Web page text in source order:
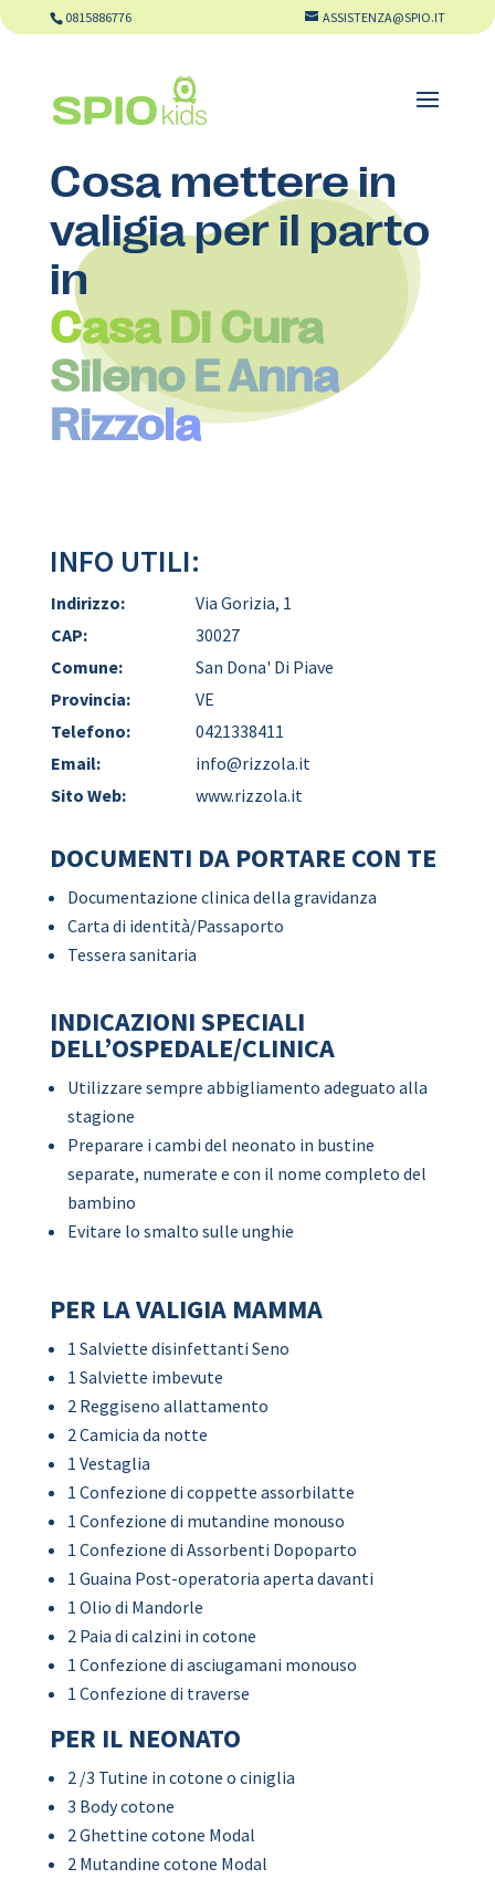
0815886776 ASSISTENZA@SPIO.IT
Cosa mettere in
valigia per il parto
in
Casa Di Cura
Sileno E Anna
Rizzola
INFO UTILI:
Indirizzo:
Via Gorizia, 1
CAP:
30027
Comune:
San Dona' Di Piave
Provincia:
VE
Telefono:
0421338411
Email:
info@rizzola.it
Sito Web:
www.rizzola.it
DOCUMENTI DA PORTARE CON TE
Documentazione clinica della gravidanza
Carta di identità/Passaporto
Tessera sanitaria
INDICAZIONI SPECIALI
DELL’OSPEDALE/CLINICA
Utilizzare sempre abbigliamento adeguato alla
stagione
Preparare i cambi del neonato in bustine
separate, numerate e con il nome completo del
bambino
Evitare lo smalto sulle unghie
PER LA VALIGIA MAMMA
1 Salviette disinfettanti Seno
1 Salviette imbevute
2 Reggiseno allattamento
2 Camicia da notte
1 Vestaglia
1 Confezione di coppette assorbilatte
1 Confezione di mutandine monouso
1 Confezione di Assorbenti Dopoparto
1 Guaina Post-operatoria aperta davanti
1 Olio di Mandorle
2 Paia di calzini in cotone
1 Confezione di asciugamani monouso
1 Confezione di traverse
PER IL NEONATO
2 /3 Tutine in cotone o ciniglia
3 Body cotone
2 Ghettine cotone Modal
2 Mutandine cotone Modal